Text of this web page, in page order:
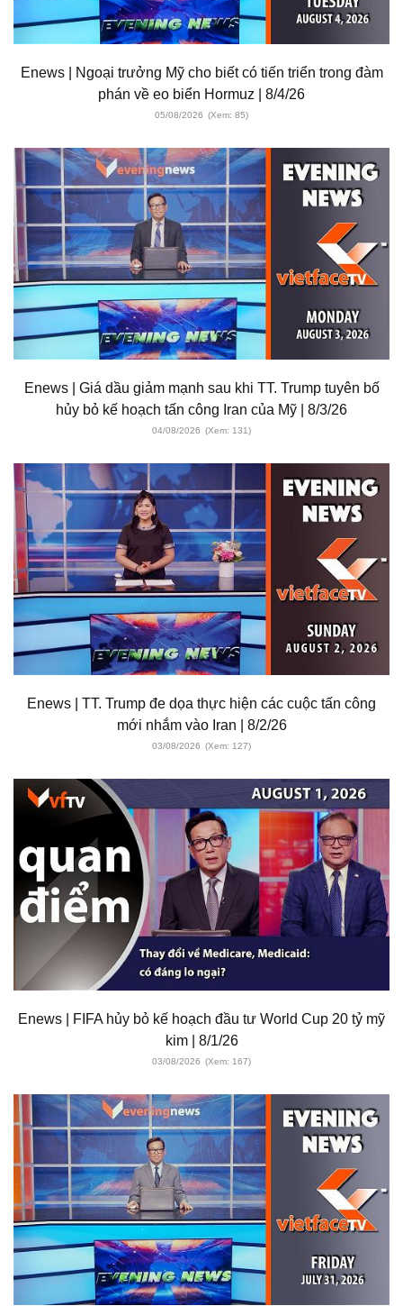
Enews | Ngoại trưởng Mỹ cho biết có tiến triển trong đàm
phán về eo biển Hormuz | 8/4/26
05/08/2026 (Xem: 85)
Enews | Giá dầu giảm mạnh sau khi TT. Trump tuyên bố
hủy bỏ kế hoạch tấn công Iran của Mỹ | 8/3/26
04/08/2026 (Xem: 131)
Enews | TT. Trump đe dọa thực hiện các cuộc tấn công
mới nhắm vào Iran | 8/2/26
03/08/2026 (Xem: 127)
Enews | FIFA hủy bỏ kế hoạch đầu tư World Cup 20 tỷ mỹ
kim | 8/1/26
03/08/2026 (Xem: 167)